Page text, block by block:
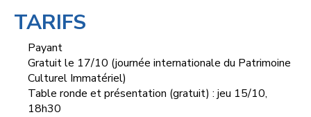
TARIFS
Payant
Gratuit le 17/10 (journée internationale du Patrimoine
Culturel Immatériel)
Table ronde et présentation (gratuit) : jeu 15/10,
18h30